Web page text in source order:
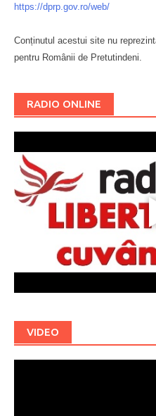
https://dprp.gov.ro/web/
Conținutul acestui site nu
pentru Românii de Pretutindeni.
RADIO ONLINE
VIDEO